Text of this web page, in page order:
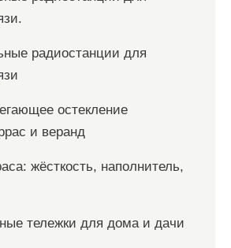
радиостанции для
остекление
и веранд
жёсткость, наполнитель,
тележки для дома и дачи